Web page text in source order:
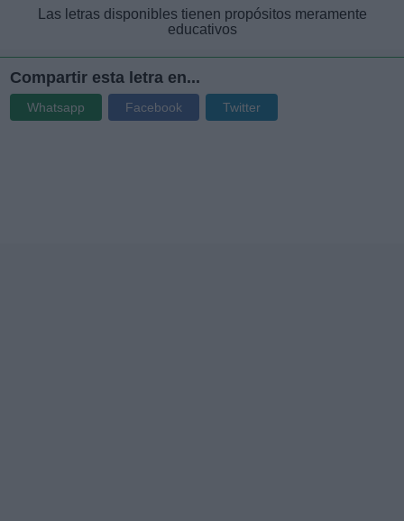
Las letras disponibles tienen propósitos meramente
educativos
Compartir esta letra en...
Whatsapp Facebook Twitter